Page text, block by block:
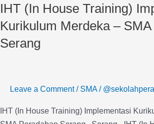
IHT (In House Training)
Kurikulum Merdeka –
Serang
Leave a Comment / SMA/
IHT (In House Training) Implementasi
House
Training)
Kurikulum
SMA
Serang